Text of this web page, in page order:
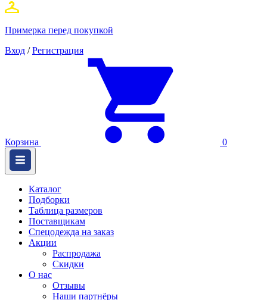
Примерка перед покупкой
Вход / Регистрация
Корзина 0
Каталог
Подборки
Таблица размеров
Поставщикам
Спецодежда на заказ
Акции
Распродажа
Скидки
О нас
Отзывы
Наши партнёры